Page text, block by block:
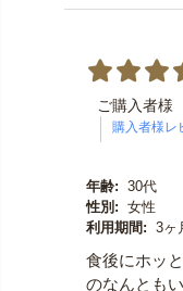
ご購入者様
年齢: 30代
性別: 女性
利用期間: 3ヶ
食後にホッ
のなんとも